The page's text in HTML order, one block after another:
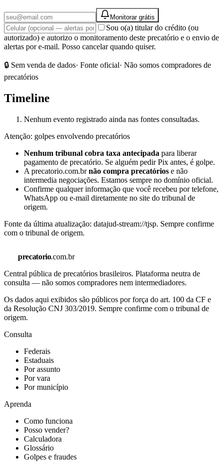
Monitorar grátis
Sou o(a) titular do crédito (ou
autorizado) e autorizo o monitoramento deste precatório e o envio de
alertas por e-mail. Posso cancelar quando quiser.
🔒 Sem venda de dados· Fonte oficial· Não somos compradores de
precatórios
Timeline
Nenhum evento registrado ainda nas fontes consultadas.
Atenção: golpes envolvendo precatórios
Nenhum tribunal cobra taxa antecipada para liberar
pagamento de precatório. Se alguém pedir Pix antes, é golpe.
A precatorio.com.brnão compra precatórios e não
intermedia negociações. Estamos sempre no domínio oficial.
Confirme qualquer informação que você recebeu por telefone,
WhatsApp ou e-mail diretamente no site do tribunal de
origem.
Fonte da última atualização: datajud-stream://tjsp. Sempre confirme
com o tribunal de origem.
precatorio.com.br
Central pública de precatórios brasileiros. Plataforma neutra de
consulta — não somos compradores nem intermediadores.
Os dados aqui exibidos são públicos por força do art. 100 da CF e
da Resolução CNJ 303/2019. Sempre confirme com o tribunal de
origem.
Consulta
Federais
Estaduais
Por assunto
Por vara
Por município
Aprenda
Como funciona
Posso vender?
Calculadora
Glossário
Golpes e fraudes